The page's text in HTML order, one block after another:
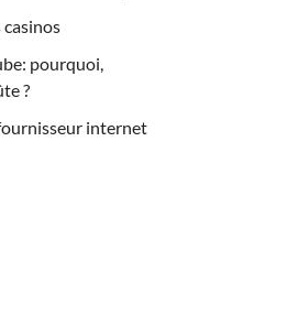
casinos
pourquoi,
?
internet